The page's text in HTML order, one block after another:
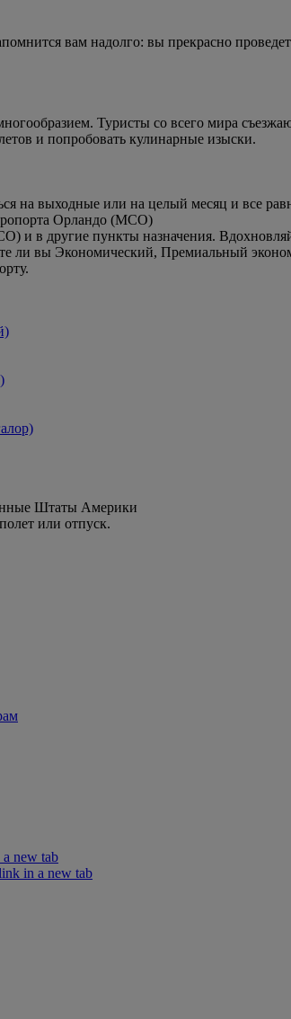
вам надолго: вы прекрасно
Туристы со всего мира
и попробовать кулинарные изыски.
на выходные или на целый месяц и все
Орландо (MCO)
и в другие пункты назначения.
ли вы Экономический, Премиальный
Штаты Америки
или отпуск.
new tab
in a new tab